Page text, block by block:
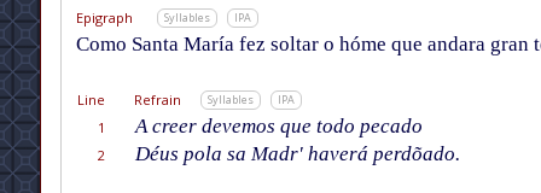
Epigraph
Syllables IPA
Como Santa María fez soltar o hóme que andara gran
Line Refrain Syllables IPA
1
A creer devemos que todo pecado
2
Déus pola sa Madr' haverá perdõado.